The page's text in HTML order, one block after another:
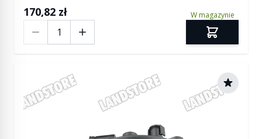
170,82 zł W magazynie